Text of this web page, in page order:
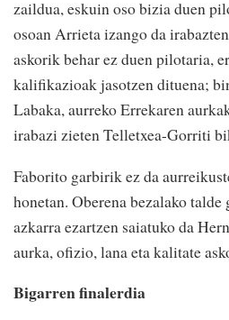
zaildua, eskuin oso bizia duen
osoan Arrieta izango da
askorik behar ez duen pilotaria,
kalifikazioak jasotzen dituena;
Labaka, aurreko Errekaren
irabazi zieten Telletxea-Gorriti
Faborito garbirik ez da
honetan. Oberena bezalako
azkarra ezartzen saiatuko da
aurka, ofizio, lana eta kalitate
Bigarren finalerdia